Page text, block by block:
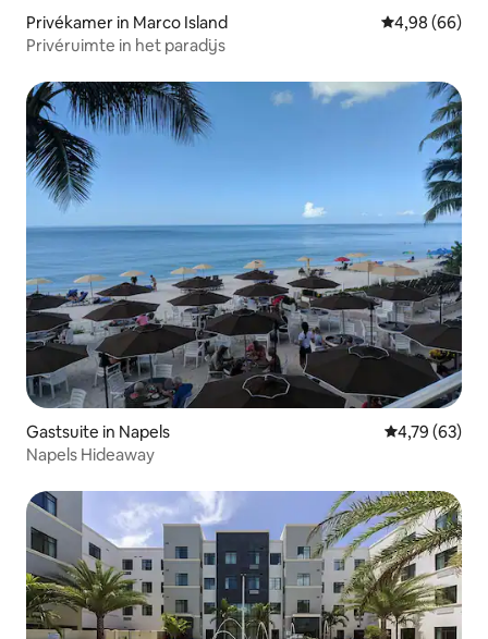
Privékamer in Marco Island Gemiddelde
4,98 (66)
Privéruimte in het paradijs
Gastsuite in Napels Gemiddelde
4,79 (63)
Napels Hideaway